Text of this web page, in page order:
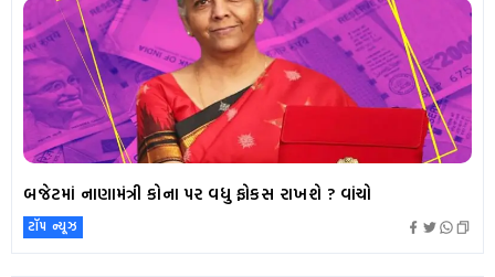
બજેટમાં નાણામંત્રી કોના પર વધુ ફોકસ રાખશે ? વાંચો
ટૉપ ન્યૂઝ